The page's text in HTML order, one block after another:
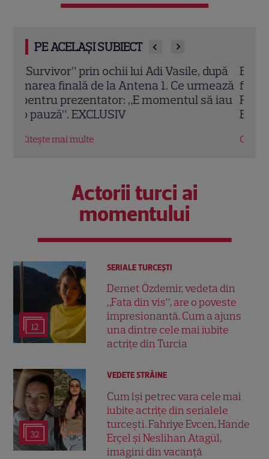
PE ACELAȘI SUBIECT
Bianca Stoica dă cărțile pe față după
finala Survivor! Ce spune despre Lucian
Popa și singurul lui duel real, cel cu Aris
Eram
Citește mai multe
Actorii turci ai
momentului
12
SERIALE TURCEŞTI
Demet Özdemir, vedeta din
„Fata din vis”, are o poveste
impresionantă. Cum a ajuns
una dintre cele mai iubite
actrițe din Turcia
32
VEDETE STRĂINE
Cum își petrec vara cele mai
iubite actrițe din serialele
turcești. Fahriye Evcen, Hande
Erçel și Neslihan Atagül,
imagini din vacanță